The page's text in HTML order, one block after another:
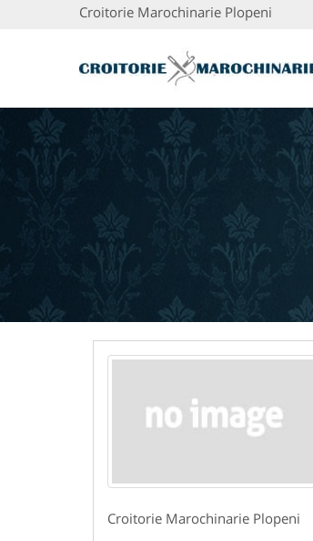
Croitorie Marochinarie Plopeni
Croitorie Marochinarie Plopeni